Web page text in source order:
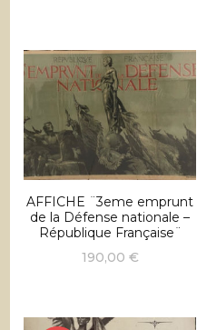
AFFICHE ¨3eme emprunt
de la Défense nationale –
République Française¨
190,00 €